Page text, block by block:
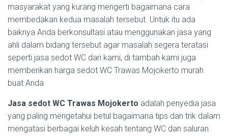
masyarakat yang kurang mengerti bagaimana cara
membedakan kedua masalah tersebut. Untuk itu ada
baiknya Anda berkonsultasi atau menggunakan jasa yang
ahli dalam bidang tersebut agar masalah segera teratasi
seperti jasa sedot WC dari kami, di tambah kami juga
memberikan harga sedot WC Trawas Mojokerto murah
buat Anda
Jasa sedot WC Trawas Mojokerto adalah penyedia jasa
yang paling mengetahui betul bagaimana tips dan trik dalam
mengatasi berbagai keluh kesah tentang WC dan saluran